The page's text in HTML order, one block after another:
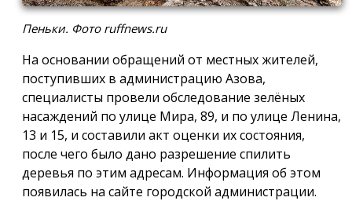
Пеньки. Фото ruffnews.ru
На основании обращений от местных жителей,
поступивших в администрацию Азова,
специалисты провели обследование зелёных
насаждений по улице Мира, 89, и по улице Ленина,
13 и 15, и составили акт оценки их состояния,
после чего было дано разрешение спилить
деревья по этим адресам. Информация об этом
появилась на сайте городской администрации.